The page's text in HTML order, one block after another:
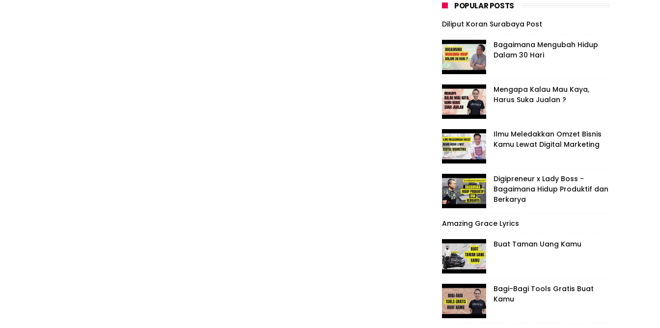
POPULAR POSTS
Diliput Koran Surabaya Post
Bagaimana Mengubah Hidup
Dalam 30 Hari
Mengapa Kalau Mau Kaya,
Harus Suka Jualan ?
Ilmu Meledakkan Omzet Bisnis
Kamu Lewat Digital Marketing
Digipreneur x Lady Boss -
Bagaimana Hidup Produktif dan
Berkarya
Amazing Grace Lyrics
Buat Taman Uang Kamu
Bagi-Bagi Tools Gratis Buat
Kamu